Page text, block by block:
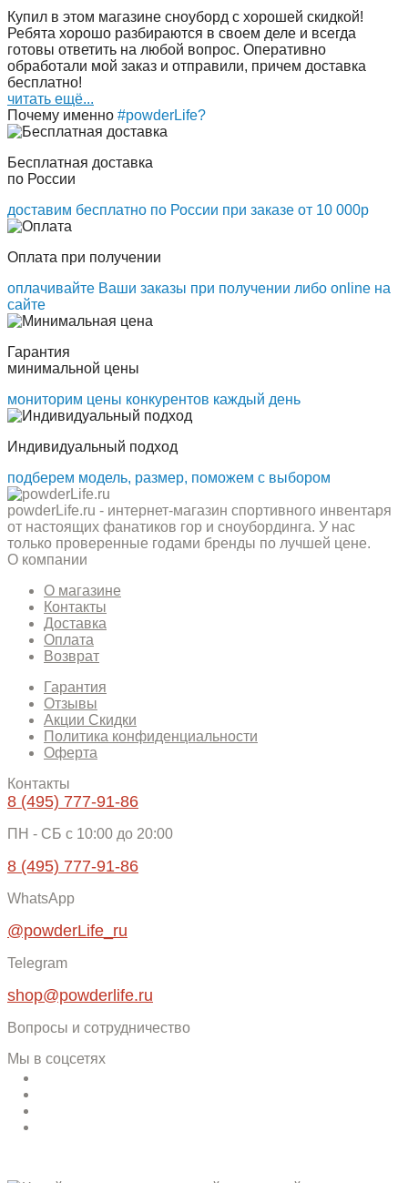
Купил в этом магазине сноуборд с хорошей скидкой!
Ребята хорошо разбираются в своем деле и всегда
готовы ответить на любой вопрос. Оперативно
обработали мой заказ и отправили, причем доставка
бесплатно!
читать ещё...
Почему именно #powderLife?
Бесплатная доставка
по России
доставим бесплатно по России при заказе от 10 000р
Оплата при получении
оплачивайте Ваши заказы при получении либо online на
сайте
Гарантия
минимальной цены
мониторим цены конкурентов каждый день
Индивидуальный подход
подберем модель, размер, поможем с выбором
powderLife.ru - интернет-магазин спортивного инвентаря
от настоящих фанатиков гор и сноубординга. У нас
только проверенные годами бренды по лучшей цене.
О компании
О магазине
Контакты
Доставка
Оплата
Возврат
Гарантия
Отзывы
Акции Скидки
Политика конфиденциальности
Оферта
Контакты
8 (495) 777-91-86
ПН - СБ c 10:00 до 20:00
8 (495) 777-91-86
WhatsApp
@powderLife_ru
Telegram
shop@powderlife.ru
Вопросы и сотрудничество
Мы в соцсетях